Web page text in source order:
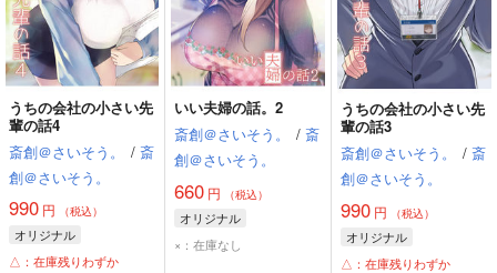
うちの会社の小さい先
輩の話4
斎創＠さいそう。
/ 斎
創＠さいそう。
990 円 （税込）
オリジナル
△：在庫残りわずか
いい夫婦の話。2
斎創＠さいそう。
/ 斎
創＠さいそう。
660 円 （税込）
オリジナル
×：在庫なし
うちの会社の小さい先
輩の話3
斎創＠さいそう。
/ 斎
創＠さいそう。
990円 （税込）
オリジナル
△：在庫残りわずか